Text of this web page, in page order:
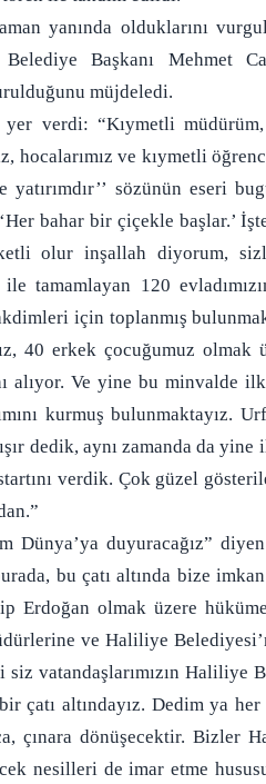
yanında olduklarını
Başkanı Mehmet
müjdeledi.
yer verdi: “Kıymetli
hocalarımız ve kıymetli
sözünün eseri
bahar bir çiçekle başlar.’
olur inşallah diyorum,
tamamlayan 120
için toplanmış
40 erkek çocuğumuz olmak
alıyor. Ve yine bu minvalde
kurmuş bulunmaktayız.
dedik, aynı zamanda da yine
verdik. Çok güzel
Dünya’ya duyuracağız”
bu çatı altında bize
Erdoğan olmak üzere
ve Haliliye
vatandaşlarımızın Haliliye
altındayız. Dedim ya
çınara dönüşecektir. Bizler
nesilleri de imar etme